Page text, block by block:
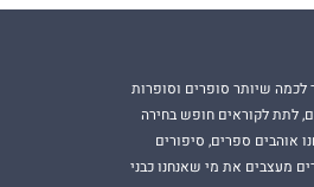
שיותר סופרים וסופרות
לתת לקוראים חופש בחירה
אוהבים ספרים, סיפורים
מעצבים את מי שאנחנו כבני